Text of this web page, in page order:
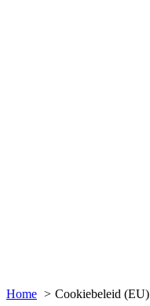
Home
Cookiebeleid (EU)